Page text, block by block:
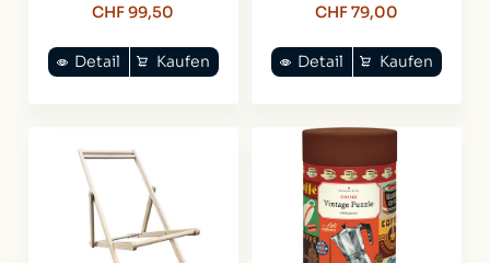
CHF 99,50
Kaufen
Detail
CHF 79,00
Kaufen
Detail